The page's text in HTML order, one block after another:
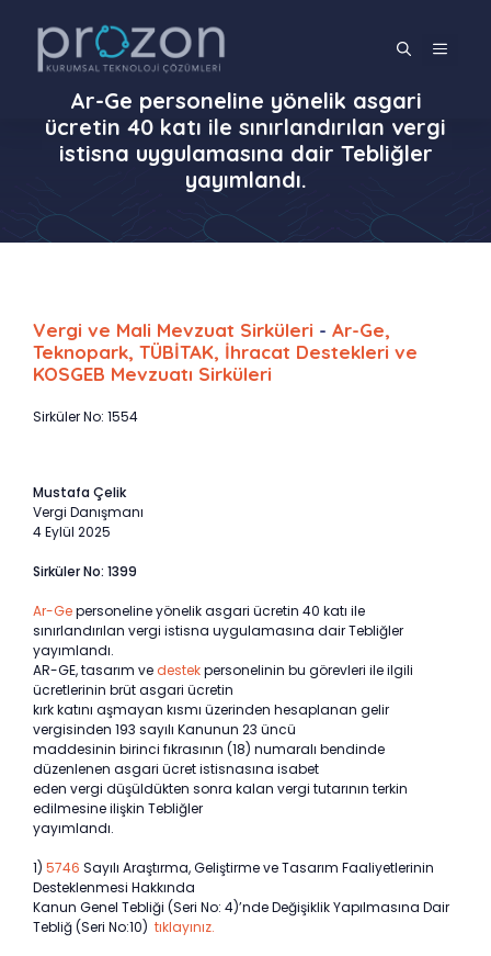
MENÜ
Ar-Ge personeline yönelik asgari
ücretin 40 katı ile sınırlandırılan vergi
istisna uygulamasına dair Tebliğler
yayımlandı.
Vergi ve Mali Mevzuat Sirküleri - Ar-Ge,
Teknopark, TÜBİTAK, İhracat Destekleri ve
KOSGEB Mevzuatı Sirküleri
Sirküler No: 1554
Mustafa Çelik
Vergi Danışmanı
4 Eylül 2025
Sirküler No: 1399
Ar-Gepersoneline yönelik asgari ücretin 40 katı ile
sınırlandırılan vergi istisna uygulamasına dair Tebliğler
yayımlandı.
AR-GE, tasarım ve destekpersonelinin bu görevleri ile ilgili
ücretlerinin brüt asgari ücretin
kırk katını aşmayan kısmı üzerinden hesaplanan gelir
vergisinden 193 sayılı Kanunun 23 üncü
maddesinin birinci fıkrasının (18) numaralı bendinde
düzenlenen asgari ücret istisnasına isabet
eden vergi düşüldükten sonra kalan vergi tutarının terkin
edilmesine ilişkin Tebliğler
yayımlandı.
1) 5746 Sayılı Araştırma, Geliştirme ve Tasarım Faaliyetlerinin
Desteklenmesi Hakkında
Kanun Genel Tebliği (Seri No: 4)’nde Değişiklik Yapılmasına Dair
Tebliğ (Seri No:10) tıklayınız.